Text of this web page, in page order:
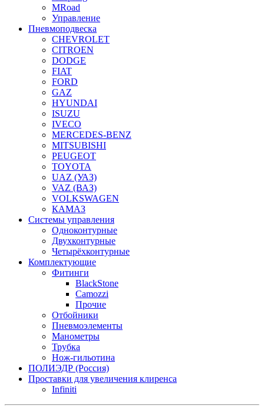
MRoad
Управление
Пневмоподвеска
CHEVROLET
CITROEN
DODGE
FIAT
FORD
GAZ
HYUNDAI
ISUZU
IVECO
MERCEDES-BENZ
MITSUBISHI
PEUGEOT
TOYOTA
UAZ (УАЗ)
VAZ (ВАЗ)
VOLKSWAGEN
КАМАЗ
Системы управления
Одноконтурные
Двухконтурные
Четырёхконтурные
Комплектующие
Фитинги
BlackStone
Camozzi
Прочие
Отбойники
Пневмоэлементы
Манометры
Трубка
Нож-гильотина
ПОЛИЭДР (Россия)
Проставки для увеличения клиренса
Infiniti